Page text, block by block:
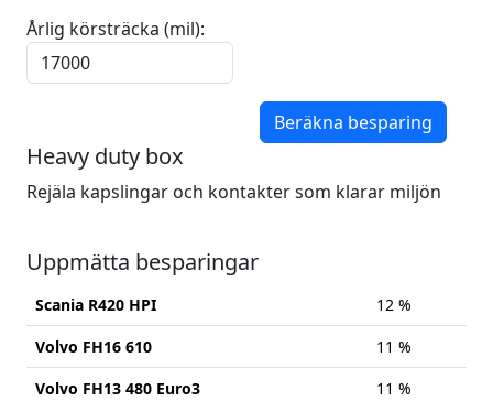
Årlig körsträcka (mil):
Beräkna besparing
Heavy duty box
Rejäla kapslingar och kontakter som klarar miljön
Uppmätta besparingar
Scania R420 HPI
12 %
Volvo FH16 610
11 %
Volvo FH13 480 Euro3
11 %